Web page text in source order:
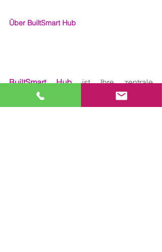
Über BuiltSmart Hub
BuiltSmart Hub ist Ihre zentrale
Plattform für innovative Technologien,
Baupraktiken und Produkte, die das